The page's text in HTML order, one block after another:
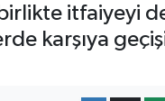
birlikte itfaiyeyi
karşıya